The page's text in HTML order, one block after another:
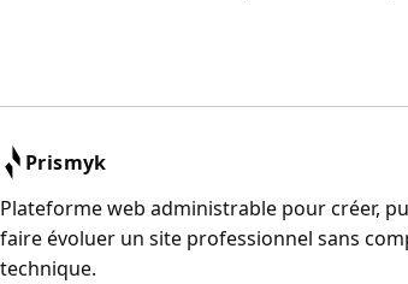
Prismyk
Plateforme web administrable pour créer,
faire évoluer un site professionnel sans
technique.